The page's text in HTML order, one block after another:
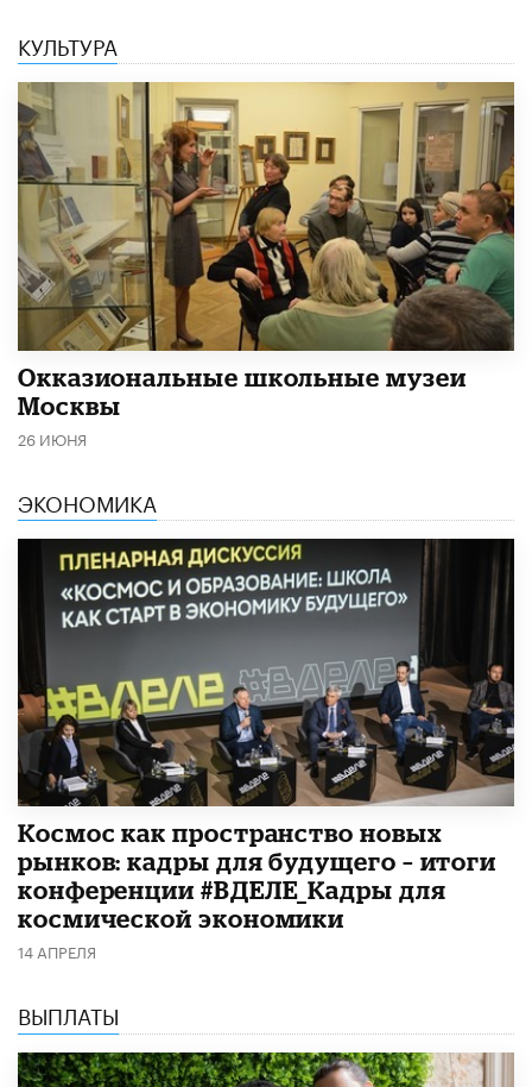
КУЛЬТУРА
​Окказиональные школьные музеи
Москвы
26 ИЮНЯ
ЭКОНОМИКА
Космос как пространство новых
рынков: кадры для будущего – итоги
конференции #ВДЕЛЕ_Кадры для
космической экономики
14 АПРЕЛЯ
ВЫПЛАТЫ